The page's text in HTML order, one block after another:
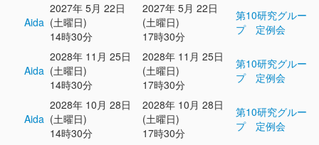
Aida
2027年 5月 22日
(土曜日)
14時30分
2027年 5月 22日
(土曜日)
17時30分
第10研究グルー
プ 定例会
Aida
2028年 11月 25日
(土曜日)
14時30分
2028年 11月 25日
(土曜日)
17時30分
第10研究グルー
プ 定例会
Aida
2028年 10月 28日
(土曜日)
14時30分
2028年 10月 28日
(土曜日)
17時30分
第10研究グルー
プ 定例会